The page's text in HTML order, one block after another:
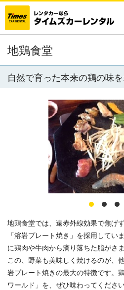
地鶏食堂
自然で育った本来の鶏の味
地鶏食堂では、遠赤外線効果で焦げ
「溶岩プレート焼き」を採用してい
に鶏肉や牛肉から滴り落ちた脂がさ
この、野菜も美味しく焼けるのが、
岩プレート焼きの最大の特徴です。
ワールド」を、ぜひ味わってください